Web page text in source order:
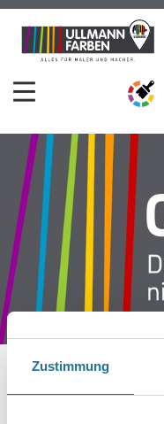
Zustimmung
Zum
Inhalt
Zum
Navigationsmenü